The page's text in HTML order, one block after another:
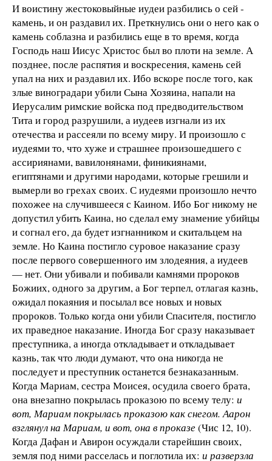
И воистину жестоковыйные иудеи разбились о сей ­
камень, и он раздавил их. Преткнулись они о него как о
камень соблазна и разбились еще в то время, когда
Господь наш Иисус Христос был во плоти на земле. А
позднее, после распятия и воскресения, камень сей
упал на них и раздавил их. Ибо вскоре после того, как
злые виноградари убили Сына Хозяина, напали на
Иерусалим римские войска под предводительством
Тита и город разрушили, а иудеев изгнали из их
отечества и рассеяли по всему миру. И произошло с
иудеями то, что хуже и страшнее произошедшего с
ассириянами, вавилонянами, финикиянами,
египтянами и другими народами, которые грешили и
вымерли во грехах своих. С иудеями произошло нечто
похожее на случившееся с Каином. Ибо Бог никому не
допустил убить Каина, но сделал ему знамение убийцы
и согнал его, да будет изгнанником и скитальцем на
земле. Но Каина постигло суровое наказание сразу
после первого совершенного им злодеяния, а иудеев
— нет. Они убивали и побивали камнями пророков
Божиих, одного за другим, а Бог терпел, отлагая казнь,
ожидал покаяния и посылал все новых и новых
пророков. Только когда они убили Спасителя, постигло
их праведное наказание. Иногда Бог сразу наказывает
преступника, а иногда откладывает и откладывает
казнь, так что люди думают, что она никогда не
последует и преступник останется безнаказанным.
Когда Мариам, сестра Моисея, осудила своего брата,
она внезапно покрылась проказою по всему телу: и
вот, Мариам покрылась проказою как снегом. Аарон
взглянул на Мариам, и вот, она в проказе(Чис 12, 10).
Когда Дафан и Авирон осуждали старейшин своих,
земля под ними расселась и поглотила их: и разверзла